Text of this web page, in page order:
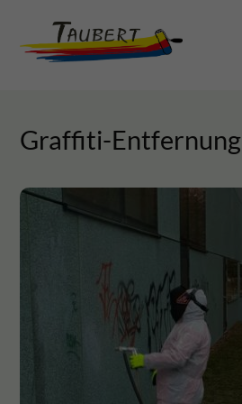
Suchbegriffe
Graffiti-Entfernung